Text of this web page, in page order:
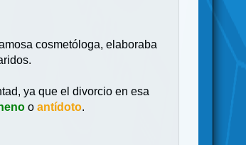
cosmetóloga, elaboraba
ya que el divorcio en esa
oantídoto.